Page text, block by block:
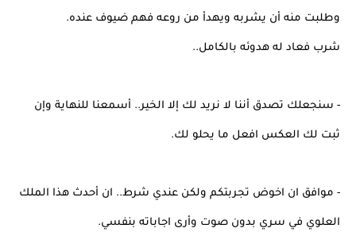
وطلبت منه أن يشربه ويهدأ من روعه فهم ضيوف عنده.
شرب فعاد له هدوئه بالكامل..
- سنجعلك تصدق أننا لا نريد لك إلا الخير.. أسمعنا للنهاية وإن
ثبت لك العكس افعل ما يحلو لك.
- موافق ان اخوض تجربتكم ولكن عندي شرط.. ان أحدث هذا الملك
العلوي في سري بدون صوت وأرى اجاباته بنفسي.